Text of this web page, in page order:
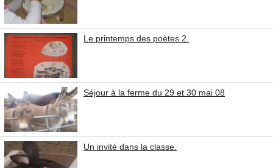
Le printemps des poètes 2.
Séjour à la ferme du 29 et 30 mai 08
Un invité dans la classe.